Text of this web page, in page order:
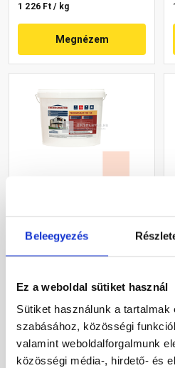
Beleegyezés
Ez a weboldal sütiket használ
Sütiket használunk a
szabásához, közösségi
valamint weboldalforgalmunk
közösségi média-, hirdető- és
1 226 Ft / kg
Megnézem
vékonyvakolat, kapart 1,5
Gyártói készleten
1 226 Ft / kg
Megnézem